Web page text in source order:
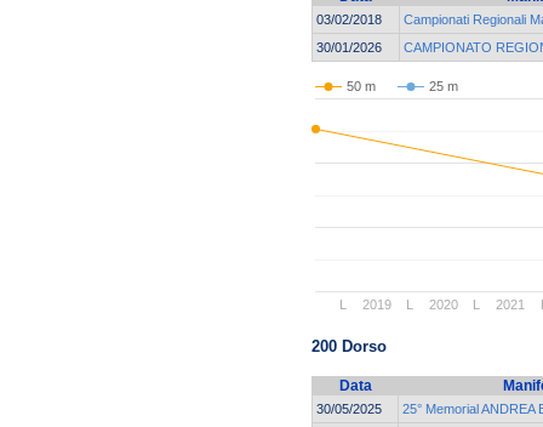
03/02/2018
Campionati Regionali
30/01/2026
CAMPIONATO
50 m 25 m
2019 2020 2021
200 Dorso
Data
30/05/2025
25° Memorial ANDREA